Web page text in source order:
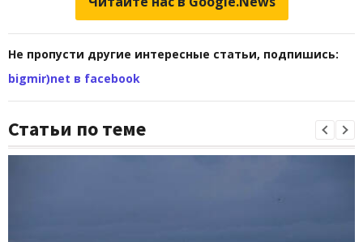
Не пропусти другие интересные статьи, подпишись:
bigmir)net в facebook
Статьи по теме